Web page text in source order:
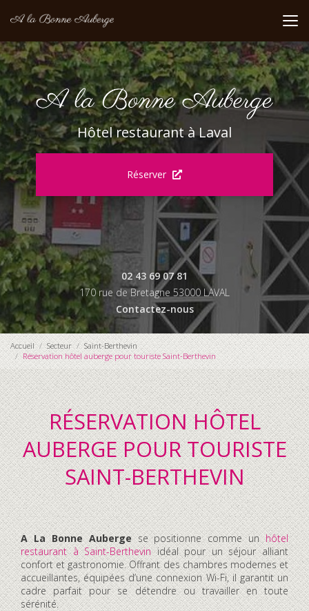
au
principal
Hôtel restaurant à Laval
Réserver
02 43 69 07 81
170 rue de Bretagne 53000 LAVAL
Contactez-nous
Accueil Secteur
Saint-Berthevin
Réservation hôtel auberge pour touriste Saint-Berthevin
RÉSERVATION HÔTEL
AUBERGE POUR TOURISTE
SAINT-BERTHEVIN
A La Bonne Aubergese positionne comme unhôtel
restaurant à Saint-Berthevinidéal pour un séjour alliant
confort et gastronomie. Offrant des chambres modernes et
accueillantes, équipées d’une connexion Wi-Fi, il garantit un
cadre parfait pour se détendre ou travailler en toute
sérénité.